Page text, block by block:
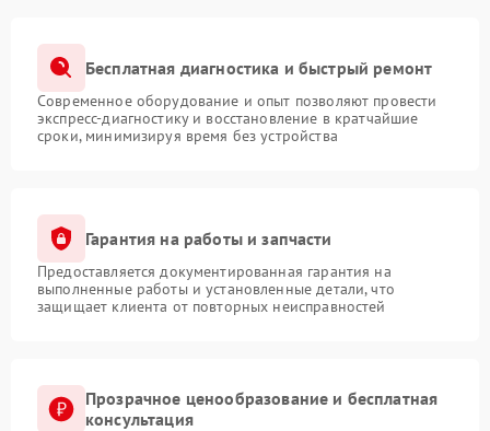
Бесплатная диагностика и быстрый ремонт
Современное оборудование и опыт позволяют провести
экспресс-диагностику и восстановление в кратчайшие
сроки, минимизируя время без устройства
Гарантия на работы и запчасти
Предоставляется документированная гарантия на
выполненные работы и установленные детали, что
защищает клиента от повторных неисправностей
Прозрачное ценообразование и бесплатная
консультация